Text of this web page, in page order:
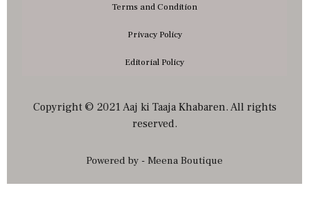
Terms and Condition
Privacy Policy
Editorial Policy
Copyright © 2021 Aaj ki Taaja Khabaren. All rights
reserved.
Powered by - Meena Boutique